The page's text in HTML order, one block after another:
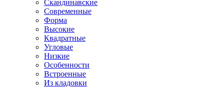
Скандинавские
Современные
Форма
Высокие
Квадратные
Угловые
Низкие
Особенности
Встроенные
Из кладовки